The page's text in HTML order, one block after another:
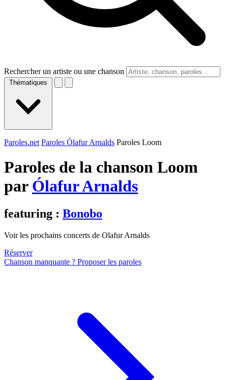
Rechercher un artiste ou une chanson
Thématiques
Paroles.net Paroles Ólafur Arnalds Paroles Loom
Paroles de la chanson Loom
par Ólafur Arnalds
featuring : Bonobo
Voir les prochains concerts de Olafur Arnalds
Réserver
Chanson manquante ? Proposer les paroles